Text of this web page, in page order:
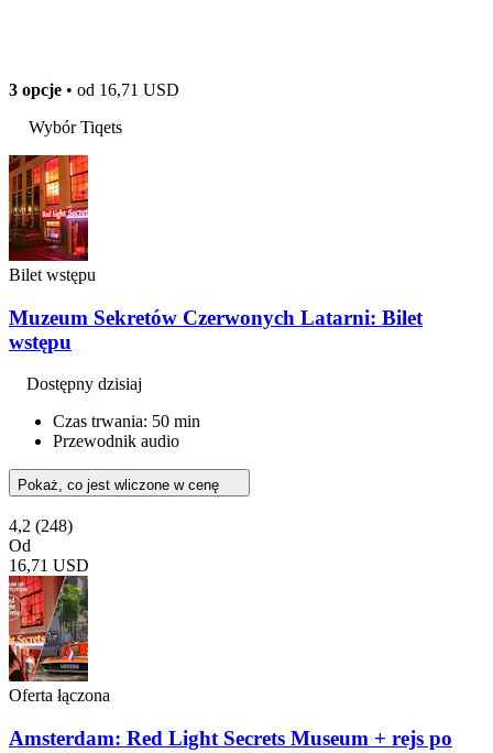
3 opcje • od 16,71 USD
Wybór Tiqets
Bilet wstępu
Muzeum Sekretów Czerwonych Latarni: Bilet
wstępu
Dostępny dzisiaj
Czas trwania: 50 min
Przewodnik audio
Pokaż, co jest wliczone w cenę
4,2 (248)
Od
16,71 USD
Oferta łączona
Amsterdam: Red Light Secrets Museum + rejs po